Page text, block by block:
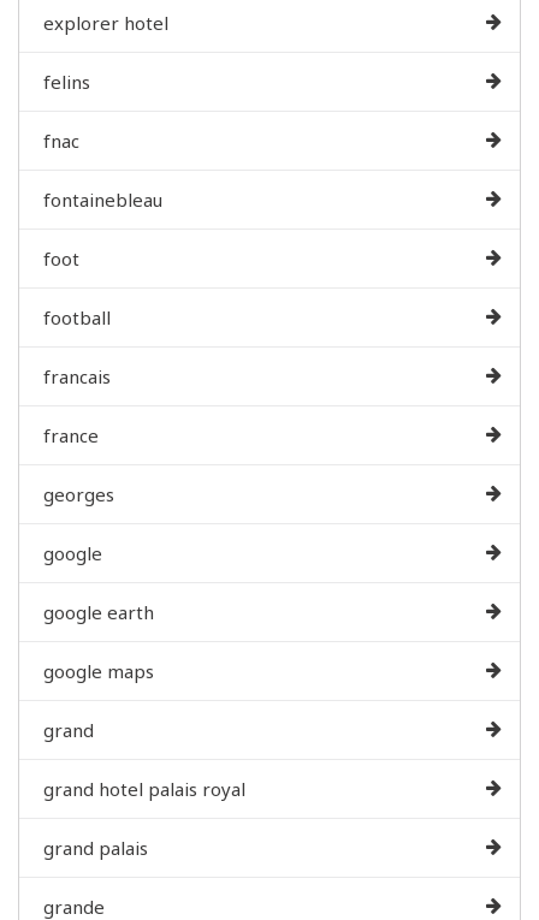
explorer hotel
felins
fnac
fontainebleau
foot
football
francais
france
georges
google
google earth
google maps
grand
grand hotel palais royal
grand palais
grande